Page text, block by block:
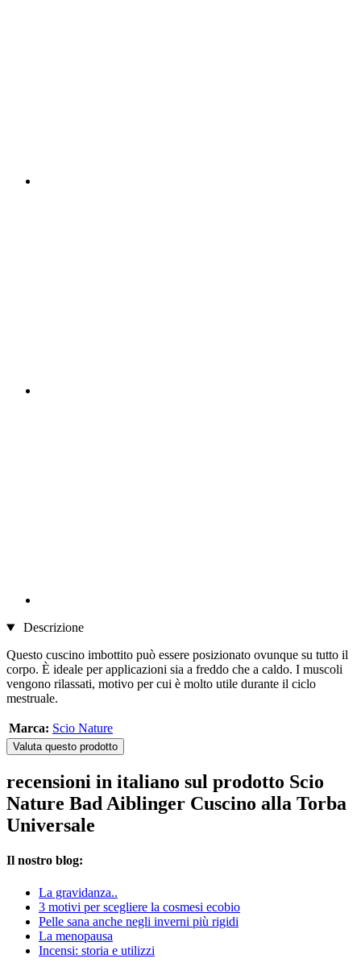
Descrizione
Questo cuscino imbottito può essere posizionato ovunque su tutto il
corpo. È ideale per applicazioni sia a freddo che a caldo. I muscoli
vengono rilassati, motivo per cui è molto utile durante il ciclo
mestruale.
Marca: Scio Nature
Valuta questo prodotto
recensioni in italiano sul prodotto Scio
Nature Bad Aiblinger Cuscino alla Torba
Universale
Il nostro blog:
La gravidanza..
3 motivi per scegliere la cosmesi ecobio
Pelle sana anche negli inverni più rigidi
La menopausa
Incensi: storia e utilizzi